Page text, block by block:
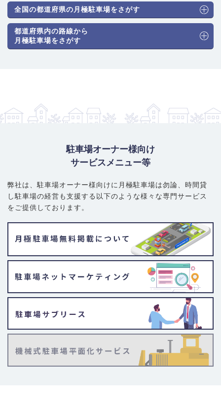
全国の都道府県の月極駐車場をさがす
都道府県内の路線から
月極駐車場をさがす
駐車場オーナー様向け
サービスメニュー等
弊社は、駐車場オーナー様向けに月極駐車場は勿論、 時間貸
し駐車場の経営も支援する以下のような様々な専門サービス
をご提供しております。